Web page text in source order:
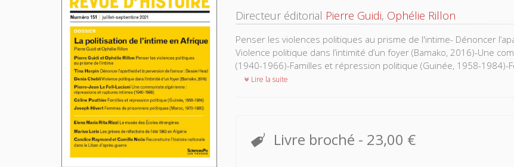
Directeur éditorial Pierre Guidi, Ophélie Rillon
Penser les violences politiques au prisme de l'intime- Dénoncer
Violence politique dans l’intimité d’un foyer (Bamako, 2016)-Une
(1940-1966)-Familles et répression politique (Guinée, 1958-
Lire la suite
Livre broché - 23,00 €